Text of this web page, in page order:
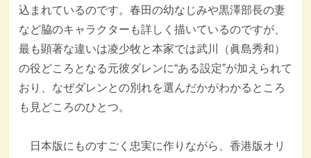
込まれているのです。春田の幼なじみや黒澤部長の妻
など脇のキャラクターも詳しく描いているのですが、
最も顕著な違いは凌少牧と本家では武川（眞島秀和）
の役どころとなる元彼ダレンに“ある設定”が加えられて
おり、なぜダレンとの別れを選んだかがわかるところ
も見どころのひとつ。
日本版にものすごく忠実に作りながら、香港版オリ